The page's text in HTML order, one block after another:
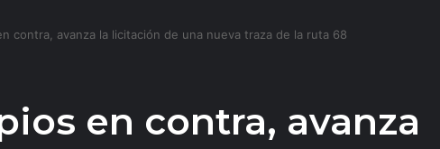
contra, avanza la licitación de una nueva traza de la ruta 68
en contra, avanza